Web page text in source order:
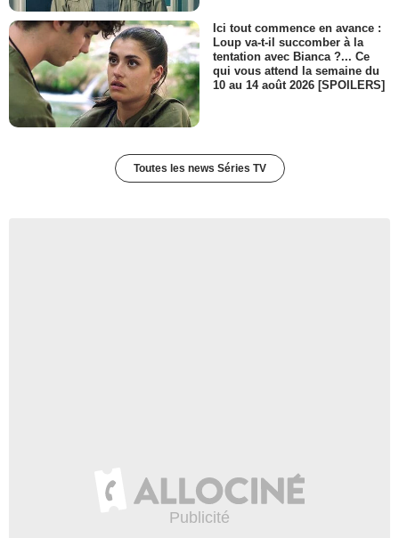
Ici tout commence en avance :
Loup va-t-il succomber à la
tentation avec Bianca ?... Ce
qui vous attend la semaine du
10 au 14 août 2026 [SPOILERS]
Toutes les news Séries TV